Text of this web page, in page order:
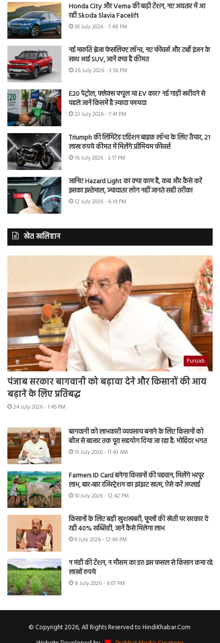
Honda City और Verna की बढ़ी टेंशन, नए अवतार में आ
रही Skoda Slavia Facelift
30 July 2026 - 7:48 PM
नई मारुति ब्रेजा फेसलिफ्ट लॉन्च, नए फीचर्स और टर्बो इंजन के
साथ आई SUV, जानें क्या है कीमत
26 July 2026 - 3:56 PM
E20 पेट्रोल, फ्लेक्स फ्यूल या EV कार? नई गाड़ी खरीदने से
पहले जानें किसमें है ज्यादा फायदा
23 July 2026 - 7:41 PM
Triumph की लिमिटेड एडिशन बाइक लॉन्च के लिए तैयार, 21
लाख रुपये कीमत में मिलेंगे प्रीमियम फीचर्स
16 July 2026 - 3:17 PM
जानिए Hazard Light का क्या काम है, कब और कैसे करें
इसका इस्तेमाल, ज्यादातर लोग नहीं जानते सही तरीका
12 July 2026 - 6:14 PM
खेत खलिहान
Punjab
पंजाब सरकार बागवानी को बढ़ावा देने और किसानों की आय
बढ़ाने के लिए प्रतिबद्ध
24 July 2026 - 1:45 PM
बागवानी को लाभकारी व्यवसाय बनाने के लिए किसानों को
बीज से बाजार तक पूरा सहयोग दिया जा रहा है: मोहिंदर भगत
15 July 2026 - 11:43 AM
Farmers ID Card बनेगा किसानों की पहचान, मिलेंगे भरपूर
लाभ, बार-बार रजिस्ट्रेशन का झंझट खत्म, ऐसे करें अप्लाई
10 July 2026 - 12:42 PM
किसानों के लिए बड़ी खुशखबरी, फूलों की खेती पर सरकार दे
रही 40% सब्सिडी, जानें कैसे मिलेगा लाभ
9 July 2026 - 12:46 PM
न मंडी की टेंशन, न मौसम का डर! इस फसल से किसान कमा रहे
लाखों रुपये
8 July 2026 - 6:07 PM
© Copyright 2026, All Rights Reserved to HindiKhabar.Com